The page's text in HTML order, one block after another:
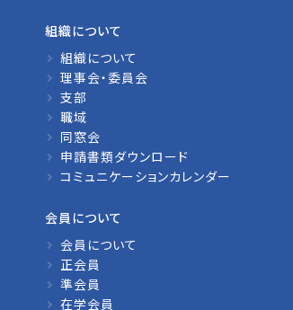
組織について
組織について
理事会・委員会
支部
職域
同窓会
申請書類ダウンロード
コミュニケーションカレンダー
会員について
会員について
正会員
準会員
在学会員